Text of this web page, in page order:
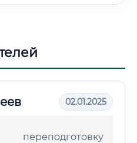
02.01.2025